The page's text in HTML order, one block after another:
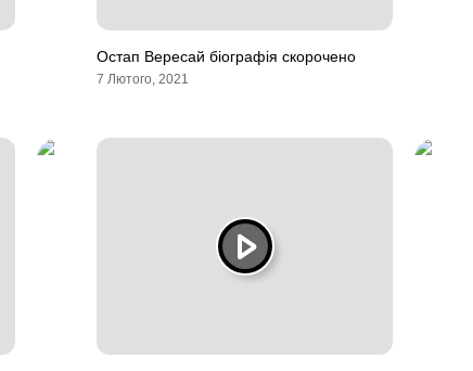
Остап Вересай біографія скорочено
7 Лютого, 2021